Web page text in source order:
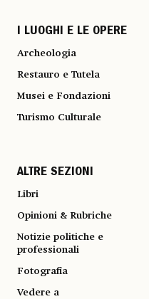
I LUOGHI E LE OPERE
Archeologia
Restauro e Tutela
Musei e Fondazioni
Turismo Culturale
ALTRE SEZIONI
Libri
Opinioni & Rubriche
Notizie politiche e
professionali
Fotografia
Vedere a